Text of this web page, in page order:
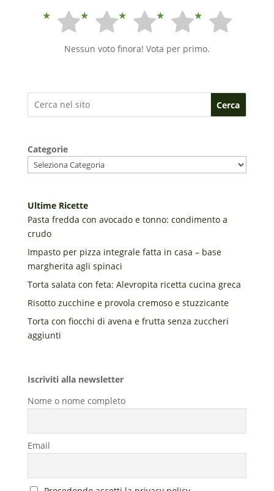
Nessun voto finora! Vota per primo.
Cerca
Categorie
Ultime Ricette
Pasta fredda con avocado e tonno: condimento a
crudo
Impasto per pizza integrale fatta in casa – base
margherita agli spinaci
Torta salata con feta: Alevropita ricetta cucina greca
Risotto zucchine e provola cremoso e stuzzicante
Torta con fiocchi di avena e frutta senza zuccheri
aggiunti
Iscriviti alla newsletter
Nome o nome completo
Email